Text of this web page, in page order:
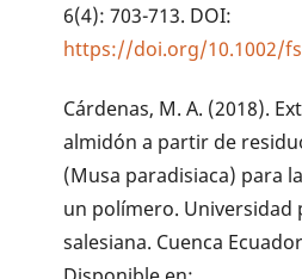
6(4): 703-713. DOI:
https://doi.org/10.1002/
Cárdenas, M. A. (2018).
almidón a partir de
(Musa paradisiaca) para
un polímero. Universidad
salesiana. Cuenca